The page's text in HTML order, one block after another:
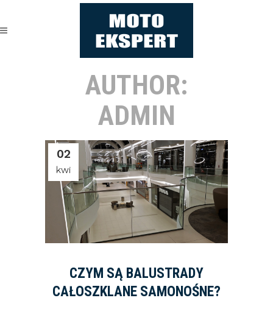
AUTHOR:
ADMIN
02
kwi
CZYM SĄ BALUSTRADY
CAŁOSZKLANE SAMONOŚNE?